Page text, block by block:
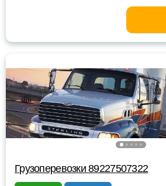
Грузоперевозки 89227507322